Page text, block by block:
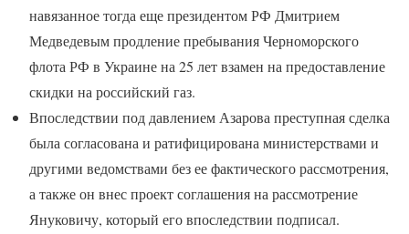
навязанное тогда еще президентом РФ Дмитрием
Медведевым продление пребывания Черноморского
флота РФ в Украине на 25 лет взамен на предоставление
скидки на российский газ.
Впоследствии под давлением Азарова преступная сделка
была согласована и ратифицирована министерствами и
другими ведомствами без ее фактического рассмотрения,
а также он внес проект соглашения на рассмотрение
Януковичу, который его впоследствии подписал.